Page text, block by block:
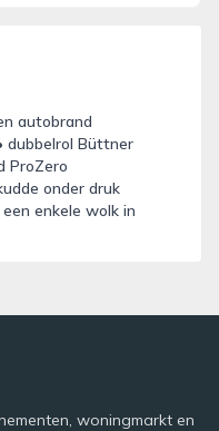
autobrand
dubbelrol Büttner
ProZero
onder druk
enkele wolk in
woningmarkt en